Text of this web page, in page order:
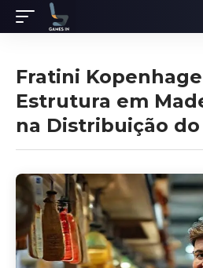
Fratini
Estrutura em
na Distribuição do